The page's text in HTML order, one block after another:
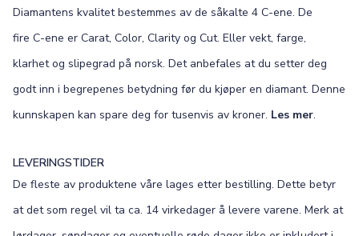
Diamantens kvalitet bestemmes av de såkalte 4 C-ene. De
fire C-ene er Carat, Color, Clarity og Cut. Eller vekt, farge,
klarhet og slipegrad på norsk. Det anbefales at du setter deg
godt inn i begrepenes betydning før du kjøper en diamant. Denne
kunnskapen kan spare deg for tusenvis av kroner. Les mer.
LEVERINGSTIDER
De fleste av produktene våre lages etter bestilling. Dette betyr
at det som regel vil ta ca. 14 virkedager å levere varene. Merk at